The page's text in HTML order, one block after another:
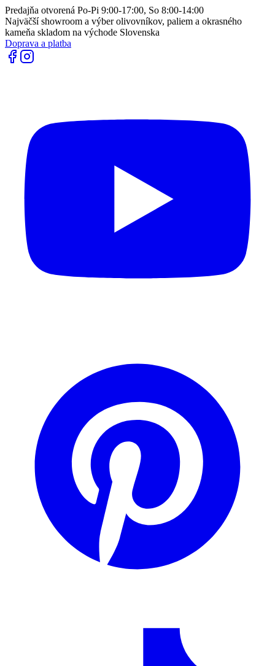
Predajňa otvorená Po-Pi 9:00-17:00, So 8:00-14:00
Najväčší showroom a výber olivovníkov, paliem a okrasného
kameňa skladom na východe Slovenska
Doprava a platba